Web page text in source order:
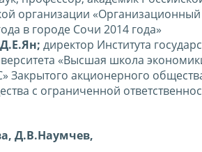
организации «Организационный
в городе Сочи 2014 года»
Д.Е.Ян; директор Института
«Высшая школа
Закрытого акционерного
с ограниченной
Д.В.Наумчев,